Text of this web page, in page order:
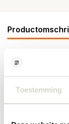
Toestemming
Deze peper en
acaciahout. De